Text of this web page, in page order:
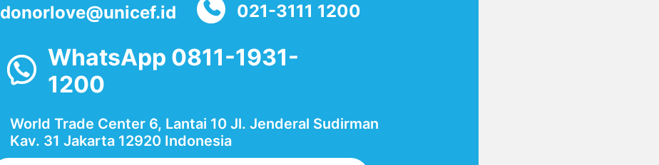
donorlove@unicef.id 021-3111 1200
WhatsApp 0811-1931-
1200
World Trade Center 6, Lantai 10 Jl. Jenderal Sudirman
Kav. 31 Jakarta 12920 Indonesia